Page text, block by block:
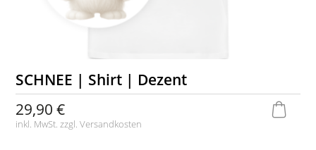
SCHNEE | Shirt | Dezent
29,90 €
inkl. MwSt. zzgl.Versandkosten